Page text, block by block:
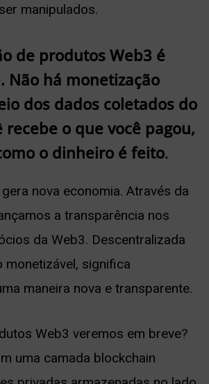
manipulados.
de produtos Web3 é
Não há monetização
dos dados coletados do
recebe o que você pagou,
o dinheiro é feito.
nova economia. Através da
a transparência nos
da Web3. Descentralizada
monetizável, significa
maneira nova e transparente.
Web3 veremos em breve?
uma camada blockchain